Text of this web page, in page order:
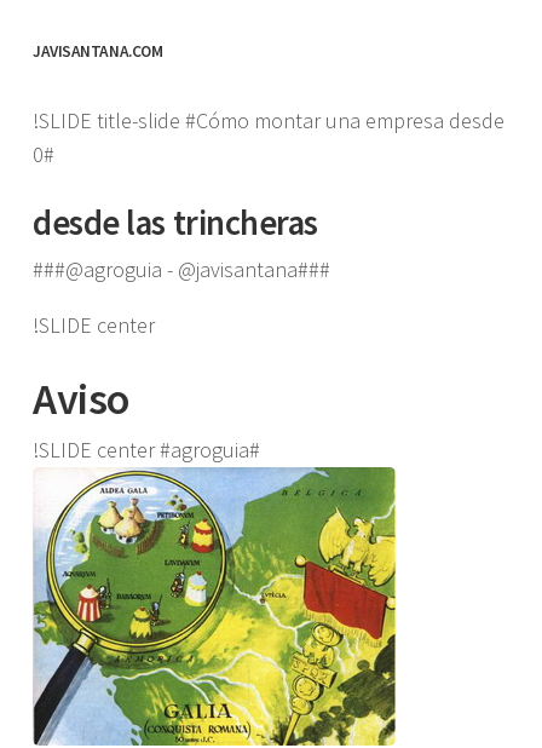
JAVISANTANA.COM
!SLIDE title-slide #Cómo montar una empresa desde
0#
desde las trincheras
###@agroguia - @javisantana###
!SLIDE center
Aviso
!SLIDE center #agroguia#